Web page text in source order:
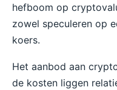
hefboom op
zowel speculeren op
koers.
Het aanbod aan
de kosten liggen